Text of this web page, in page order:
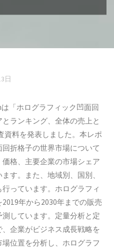
日
は「ホログラフィック凹面回
ランキング、全体の売上と
資料を発表しました。本レポ
折格子の世界市場について
格、主要企業の市場シェア
す。また、地域別、国別、
っています。ホログラフィ
年から2030年までの販売
しています。定量分析と定
企業がビジネス成長戦略を
位置を分析し、ホログラフ